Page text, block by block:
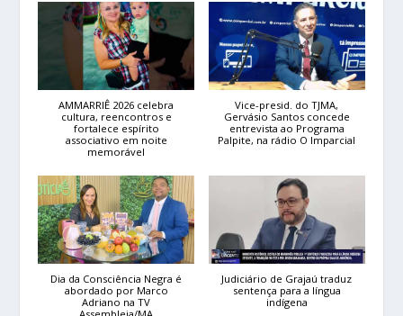
AMMARRIÊ 2026 celebra
cultura, reencontros e
fortalece espírito
associativo em noite
memorável
Vice-presid. do TJMA,
Gervásio Santos concede
entrevista ao Programa
Palpite, na rádio O Imparcial
Dia da Consciência Negra é
abordado por Marco
Adriano na TV
Judiciário de Grajaú traduz
sentença para a língua
indígena